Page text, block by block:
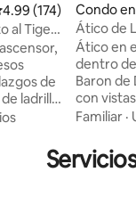
promedio:
4.99 (174)
al Tiger
de
ladrillo
en la
el
pasos
Condo
Ático de
camas
Ático en
dentro
Baron de
con
king + 1
Parte de
Familiar ·